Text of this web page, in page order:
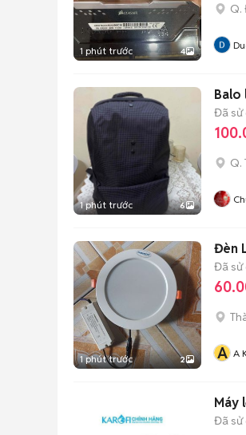
1 phút trước 4
Q.
1 phút trước 6
Đã sử
Q.
1 phút trước 2
Đèn
Đã sử
A A
Máy
Đã sử